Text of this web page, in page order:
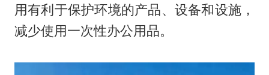
用有利于保护环境的产品、设备和设施，
减少使用一次性办公用品。